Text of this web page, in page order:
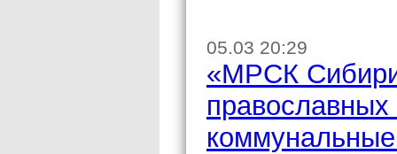
05.03 20:29
«МРСК